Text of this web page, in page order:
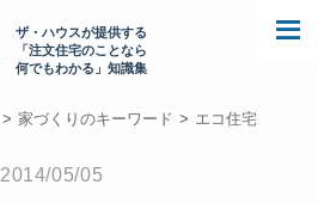
ザ・ハウスが提供する
「注文住宅のことなら
何でもわかる」知識集
家づくりのキーワード エコ住宅
2014/05/05